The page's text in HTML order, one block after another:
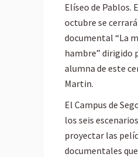
Elíseo de Pablos.
octubre se
documental “La
hambre” dirigido
alumna de este
Martin.
El Campus de
los seis
proyectar las
documentales